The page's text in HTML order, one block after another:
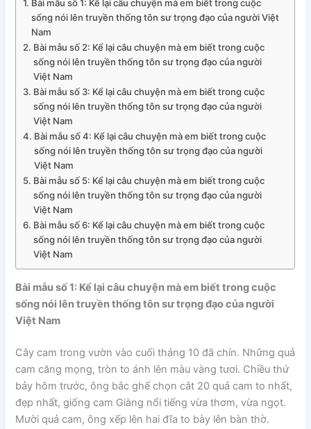
Bài mẫu số 1: Kể lại câu chuyện mà em biết trong cuộc
sống nói lên truyền thống tôn sư trọng đạo của người Việt
Nam
Bài mẫu số 2: Kể lại câu chuyện mà em biết trong cuộc
sống nói lên truyền thống tôn sư trọng đạo của người
Việt Nam
Bài mẫu số 3: Kể lại câu chuyện mà em biết trong cuộc
sống nói lên truyền thống tôn sư trọng đạo của người
Việt Nam
Bài mẫu số 4: Kể lại câu chuyện mà em biết trong cuộc
sống nói lên truyền thống tôn sư trọng đạo của người
Việt Nam
Bài mẫu số 5: Kể lại câu chuyện mà em biết trong cuộc
sống nói lên truyền thống tôn sư trọng đạo của người
Việt Nam
Bài mẫu số 6: Kể lại câu chuyện mà em biết trong cuộc
sống nói lên truyền thống tôn sư trọng đạo của người
Việt Nam
Bài mẫu số 1: Kể lại câu chuyện mà em biết trong cuộc
sống nói lên truyền thống tôn sư trọng đạo của người
Việt Nam
Cây cam trong vườn vào cuối tháng 10 đã chín. Những quả
cam căng mọng, tròn to ánh lên màu vàng tươi. Chiều thứ
bảy hôm trước, ông bắc ghế chọn cắt 20 quả cam to nhất,
đẹp nhất, giống cam Giàng nổi tiếng vừa thơm, vừa ngọt.
Mười quả cam, ông xếp lên hai đĩa to bày lên bàn thờ.